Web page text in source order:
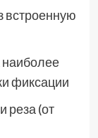
встроенную
наиболее
фиксации
реза (от